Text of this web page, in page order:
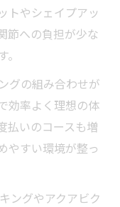
トやシェイプアッ
節への負担が少な
グの組み合わせが
効率よく理想の体
払いのコースも増
やすい環境が整っ
ングやアクアビク